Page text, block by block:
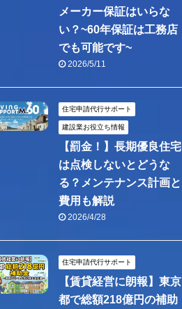
メーカー保証はいらな
い？~60年保証は工務店
でも可能です~
2026/5/11
住宅申請代行サポート
建設業お役立ち情報
【罰金！】長期優良住宅
は点検しないとどうな
る？メンテナンス計画と
費用も解説
2026/4/28
住宅申請代行サポート
【賃貸経営に朗報】東京
都で総額218億円の補助